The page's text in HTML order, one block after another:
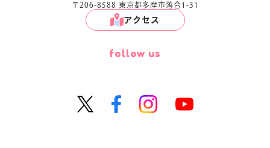
〒206-8588 東京都多摩市落合1-31
アクセス
follow us